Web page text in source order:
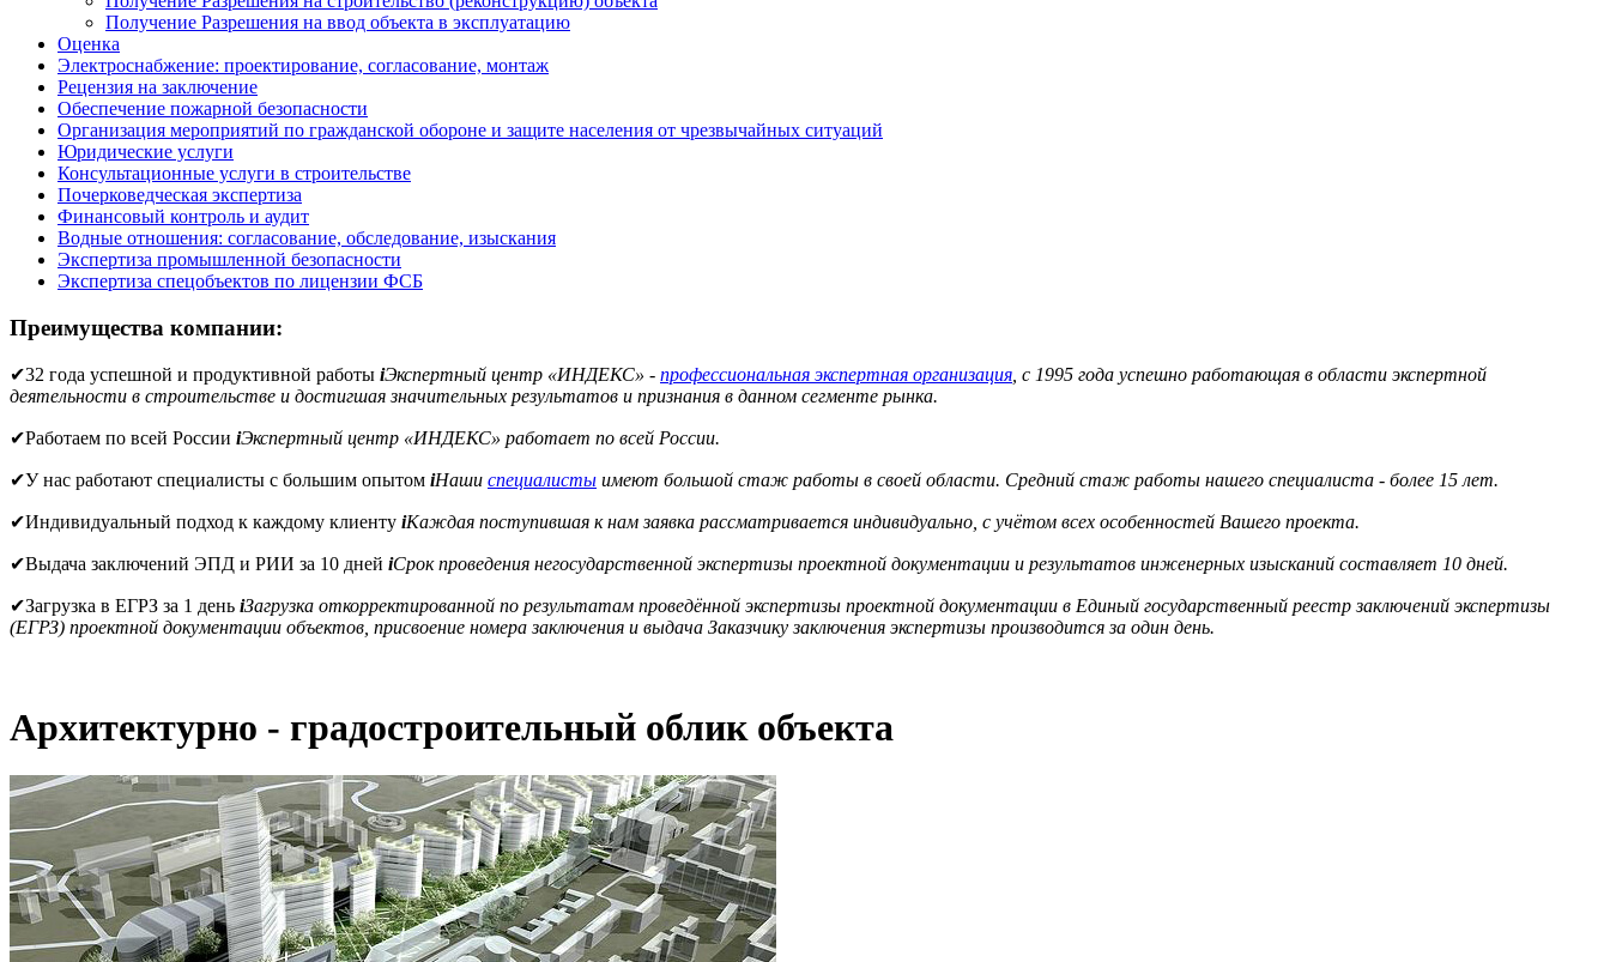
Получение Разрешения на ввод объекта в эксплуатацию
Оценка
Электроснабжение: проектирование, согласование, монтаж
Рецензия на заключение
Обеспечение пожарной безопасности
Организация мероприятий по гражданской обороне и защите населения от чрезвычайных ситуаций
Юридические услуги
Консультационные услуги в строительстве
Почерковедческая экспертиза
Финансовый контроль и аудит
Водные отношения: согласование, обследование, изыскания
Экспертиза промышленной безопасности
Экспертиза спецобъектов по лицензии ФСБ
Преимущества компании:
✔32 года успешной и продуктивной работы iЭкспертный центр «ИНДЕКС» - профессиональная экспертная организация, с 1995 года успешно работающая в области экспертной
деятельности в строительстве и достигшая значительных результатов и признания в данном сегменте рынка.
✔Работаем по всей России iЭкспертный центр «ИНДЕКС» работает по всей России.
✔У нас работают специалисты с большим опытом iНаши специалисты имеют большой стаж работы в своей области. Средний стаж работы нашего специалиста - более 15 лет.
✔Индивидуальный подход к каждому клиенту iКаждая поступившая к нам заявка рассматривается индивидуально, с учётом всех особенностей Вашего проекта.
✔Выдача заключений ЭПД и РИИ за 10 дней iСрок проведения негосударственной экспертизы проектной документации и результатов инженерных изысканий составляет 10 дней.
✔Загрузка в ЕГРЗ за 1 день iЗагрузка откорректированной по результатам проведённой экспертизы проектной документации в Единый государственный реестр заключений экспертизы
(ЕГРЗ) проектной документации объектов, присвоение номера заключения и выдача Заказчику заключения экспертизы производится за один день.
Архитектурно - градостроительный облик объекта